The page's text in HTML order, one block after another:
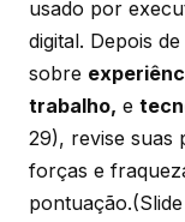
usado por
digital. Depois
sobre
trabalho, e
29), revise suas
forças e
pontuação.